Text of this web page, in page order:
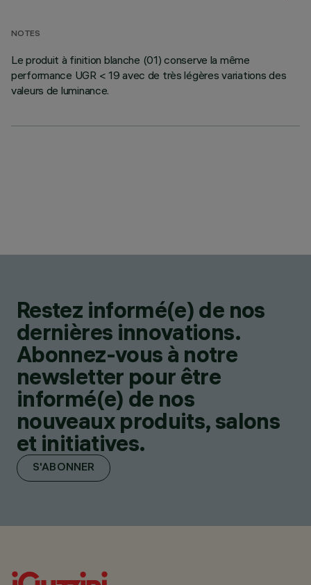
NOTES
Le produit à finition blanche (01) conserve la même
performance UGR < 19 avec de très légères variations des
valeurs de luminance.
Restez informé(e) de nos
dernières innovations.
Abonnez-vous à notre
newsletter pour être
informé(e) de nos
nouveaux produits, salons
et initiatives.
S'ABONNER